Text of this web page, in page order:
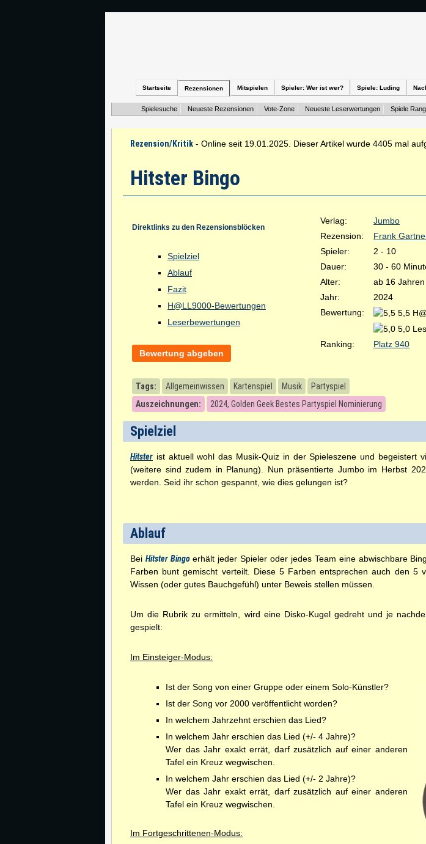
Startseite Rezensionen Mitspielen Spieler: Wer ist wer? Spiele: Luding
Spielesuche Neueste Rezensionen Vote-Zone Neueste Leserwertungen Spiele
Rezension/Kritik - Online seit 19.01.2025. Dieser Artikel wurde 4405 mal
Hitster Bingo
Direktlinks zu den Rezensionsblöcken
Spielziel
Ablauf
Fazit
H@LL9000-Bewertungen
Leserbewertungen
Bewertung abgeben
Verlag:
Jumbo
Rezension:
Frank
Spieler:
2 - 10
Dauer:
30 - 60
Alter:
ab 16 Jahren
Jahr:
2024
Bewertung:
5,5
5,0
Ranking:
Platz 940
Tags: Allgemeinwissen Kartenspiel Musik
Partyspiel
Auszeichnungen:
2024, Golden Geek Bestes Partyspiel Nominierung
Spielziel
Hitster ist aktuell wohl das Musik-Quiz in der Spieleszene und begeistert
(weitere sind zudem in Planung). Nun präsentierte Jumbo im Herbst
werden. Seid ihr schon gespannt, wie dies gelungen ist?
Ablauf
Bei Hitster Bingo erhält jeder Spieler oder jedes Team eine abwischbare
Farben bunt gemischt verteilt. Diese 5 Farben entsprechen auch den 5
Wissen (oder gutes Bauchgefühl) unter Beweis stellen müssen.
Um die Rubrik zu ermitteln, wird eine Disko-Kugel gedreht und je
gespielt:
Im Einsteiger-Modus:
Ist der Song von einer Gruppe oder einem Solo-Künstler?
Ist der Song vor 2000 veröffentlicht worden?
In welchem Jahrzehnt erschien das Lied?
In welchem Jahr erschien das Lied (+/- 4 Jahre)?
Wer das Jahr exakt errät, darf zusätzlich auf einer anderen
Tafel ein Kreuz wegwischen.
In welchem Jahr erschien das Lied (+/- 2 Jahre)?
Wer das Jahr exakt errät, darf zusätzlich auf einer anderen
Tafel ein Kreuz wegwischen.
Im Fortgeschrittenen-Modus: